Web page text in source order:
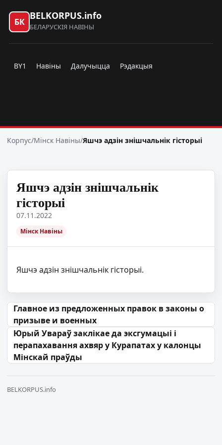
БК
BELKORPUS.info
БЕЛАРУСКІЯ НАВІНЫ
BY1 Навіны Далучыцца Рэдакцыя
Корпус/Мінск Навіны/Яшчэ адзін знішчальнік гісторыі
Яшчэ адзін знішчальнік
гісторыі
07.11.2022
Мінск Навіны
Яшчэ адзін знішчальнік гісторыі.
Навігацыя па запісах
Главное из предложенных правок в законы о
призыве и военных
Юрый Увараў заклікае да эксгумацыі і
перапахавання ахвяр у Курапатах у калонцы
Мінскай праўды
BELKORPUS.info